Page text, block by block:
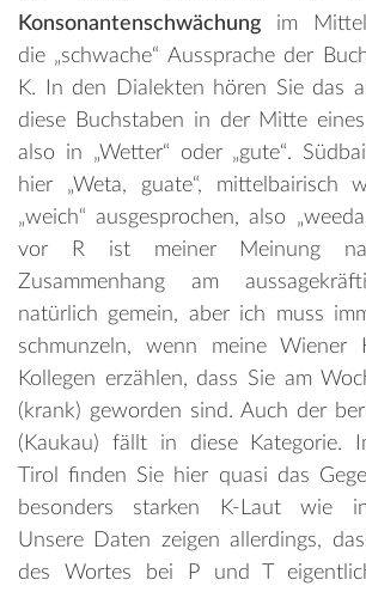
Konsonantenschwächung im
die „schwache“ Aussprache der
K. In den Dialekten hören Sie das
diese Buchstaben in der Mitte
also in „Wetter“ oder „gute“.
hier „Weta, guate“, mittelbairisch
„weich“ ausgesprochen, also
vor R ist meiner Meinung
Zusammenhang am
natürlich gemein, aber ich muss
schmunzeln, wenn meine Wiener
Kollegen erzählen, dass Sie am
(krank) geworden sind. Auch der
(Kaukau) fällt in diese Kategorie.
Tirol finden Sie hier quasi das
besonders starken K-Laut wie in
Unsere Daten zeigen allerdings,
des Wortes bei P und T